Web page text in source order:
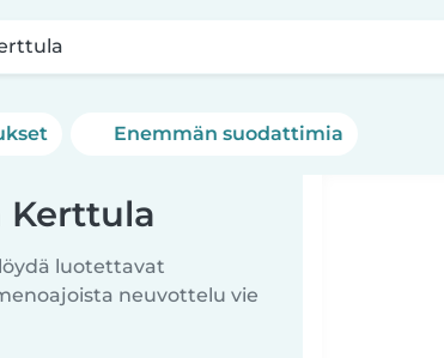
Enemmän suodattimia
Kerttula
luotettavat
neuvottelu vie